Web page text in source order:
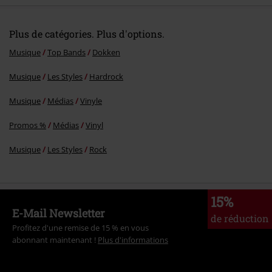
Plus de catégories. Plus d'options.
Musique Top Bands Dokken
Musique Les Styles Hardrock
Musique Médias Vinyle
Promos % Médias Vinyl
Musique Les Styles Rock
15%
de réduction
E-Mail Newsletter
Profitez d'une remise de 15 % en vous
abonnant maintenant ! Plus d'informations